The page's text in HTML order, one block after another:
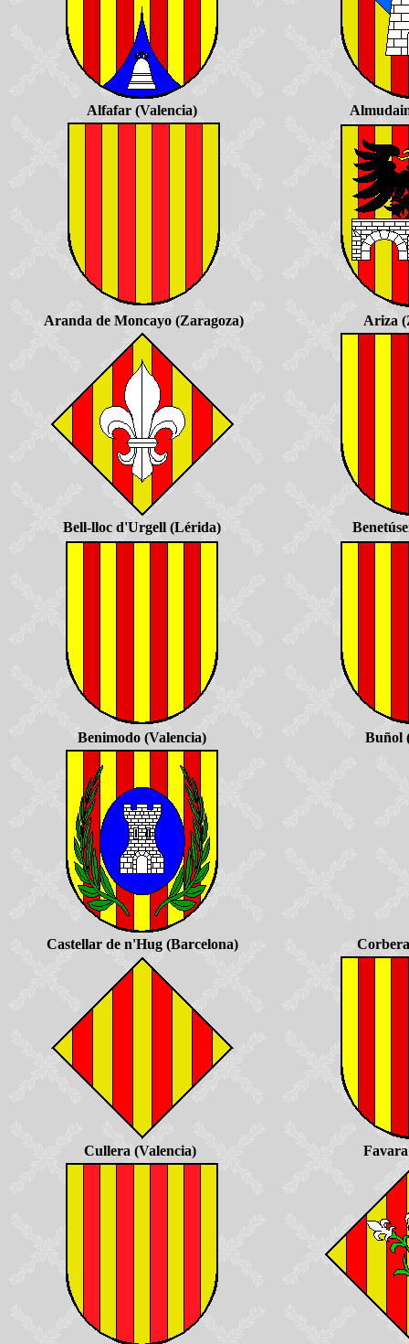
Alfafar (Valencia)
Aranda de Moncayo (Zaragoza) Ariza
Bell-lloc d'Urgell (Lérida)
Benimodo (Valencia) Buñol
Castellar de n'Hug (Barcelona)
Cullera (Valencia)